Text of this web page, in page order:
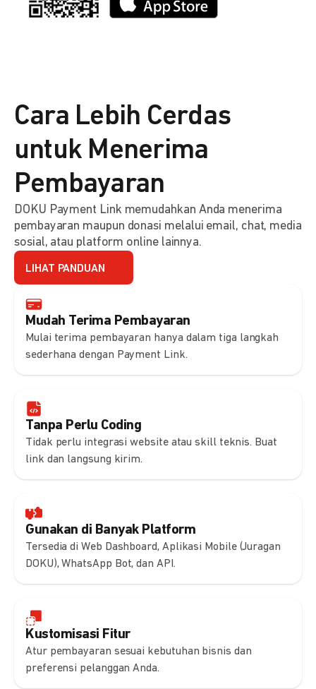
Mudah Terima Pembayaran
Mulai terima pembayaran hanya dalam tiga langkah
sederhana dengan Payment Link.
Tanpa Perlu Coding
Tidak perlu integrasi website atau skill teknis. Buat
link dan langsung kirim.
Gunakan di Banyak Platform
Tersedia di Web Dashboard, Aplikasi Mobile (Juragan
DOKU), WhatsApp Bot, dan API.
Kustomisasi Fitur
Atur pembayaran sesuai kebutuhan bisnis dan
preferensi pelanggan Anda.
Cara Lebih Cerdas
untuk Menerima
Pembayaran
DOKU Payment Link memudahkan Anda menerima
pembayaran maupun donasi melalui email, chat, media
sosial, atau platform online lainnya.
LIHAT PANDUAN